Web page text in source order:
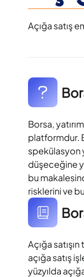
Açığa satış
Borsa,
platformdur.
spekülasyon
düşeceğine
bu
risklerini ve
Açığa
açığa satış
yüzyılda